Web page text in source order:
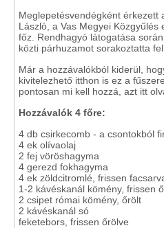
Meglepetésvendégként érkezett
László, a Vas Megyei
főz. Rendhagyó látogatása
közti párhuzamot sorakoztatta
Már a hozzávalókból kiderül,
kivitelezhető itthon is ez a
pontosan mi kell hozzá, azt itt
Hozzávalók 4 főre:
4 db csirkecomb - a csontokból
4 ek olívaolaj
2 fej vöröshagyma
4 gerezd fokhagyma
4 ek zöldcitromlé, frissen
1-2 kávéskanál kömény, frissen
2 csipet római kömény, őrölt
2 kávéskanál só
feketebors, frissen őrölve